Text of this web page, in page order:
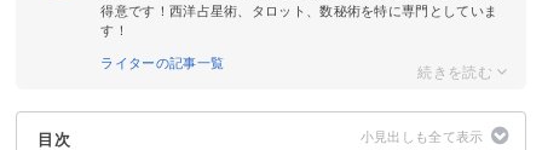
得意です！西洋占星術、タロット、数秘術を特に専門としていま
す！
ライターの記事一覧
目次